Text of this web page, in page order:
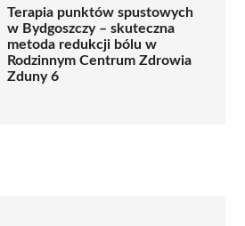
Terapia punktów spustowych
w Bydgoszczy – skuteczna
metoda redukcji bólu w
Rodzinnym Centrum Zdrowia
Zduny 6